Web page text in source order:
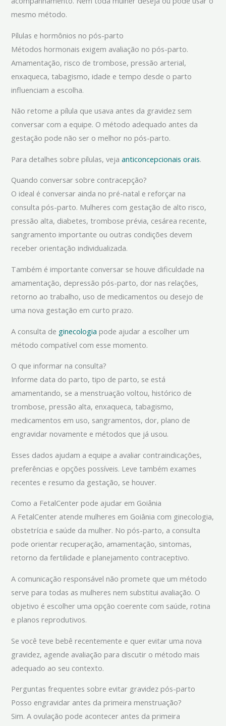
mesmo método.
Pílulas e hormônios no pós-parto
Métodos hormonais exigem avaliação no pós-parto.
Amamentação, risco de trombose, pressão arterial,
enxaqueca, tabagismo, idade e tempo desde o parto
influenciam a escolha.
Não retome a pílula que usava antes da gravidez sem
conversar com a equipe. O método adequado antes da
gestação pode não ser o melhor no pós-parto.
Para detalhes sobre pílulas, vejaanticoncepcionais orais.
Quando conversar sobre contracepção?
O ideal é conversar ainda no pré-natal e reforçar na
consulta pós-parto. Mulheres com gestação de alto risco,
pressão alta, diabetes, trombose prévia, cesárea recente,
sangramento importante ou outras condições devem
receber orientação individualizada.
Também é importante conversar se houve dificuldade na
amamentação, depressão pós-parto, dor nas relações,
retorno ao trabalho, uso de medicamentos ou desejo de
uma nova gestação em curto prazo.
A consulta de ginecologia pode ajudar a escolher um
método compatível com esse momento.
O que informar na consulta?
Informe data do parto, tipo de parto, se está
amamentando, se a menstruação voltou, histórico de
trombose, pressão alta, enxaqueca, tabagismo,
medicamentos em uso, sangramentos, dor, plano de
engravidar novamente e métodos que já usou.
Esses dados ajudam a equipe a avaliar contraindicações,
preferências e opções possíveis. Leve também exames
recentes e resumo da gestação, se houver.
Como a FetalCenter pode ajudar em Goiânia
A FetalCenter atende mulheres em Goiânia com ginecologia,
obstetrícia e saúde da mulher. No pós-parto, a consulta
pode orientar recuperação, amamentação, sintomas,
retorno da fertilidade e planejamento contraceptivo.
A comunicação responsável não promete que um método
serve para todas as mulheres nem substitui avaliação. O
objetivo é escolher uma opção coerente com saúde, rotina
e planos reprodutivos.
Se você teve bebê recentemente e quer evitar uma nova
gravidez, agende avaliação para discutir o método mais
adequado ao seu contexto.
Perguntas frequentes sobre evitar gravidez pós-parto
Posso engravidar antes da primeira menstruação?
Sim. A ovulação pode acontecer antes da primeira